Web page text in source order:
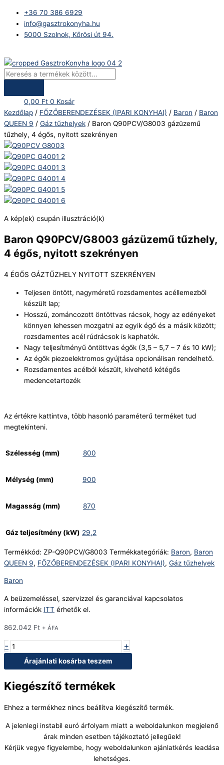
content
+36 70 386 6929
info@gasztrokonyha.hu
5000 Szolnok, Kőrösi út 94.
search
0,00 Ft 0 Kosár
Kezdőlap / FŐZŐBERENDEZÉSEK (IPARI KONYHAI) / Baron / Baron
QUEEN 9 / Gáz tűzhelyek / Baron Q90PCV/G8003 gázüzemű
tűzhely, 4 égős, nyitott szekrényen
A kép(ek) csupán illusztráció(k)
Baron Q90PCV/G8003 gázüzemű tűzhely,
4 égős, nyitott szekrényen
4 ÉGŐS GÁZTŰZHELY NYITOTT SZEKRÉNYEN
Teljesen öntött, nagyméretű rozsdamentes acéllemezből
készült lap;
Hosszú, zománcozott öntöttvas rácsok, hogy az edényeket
könnyen lehessen mozgatni az egyik égő és a másik között;
rozsdamentes acél rúdrácsok is kaphatók.
Nagy teljesítményű öntöttvas égők (3,5 – 5,7 – 7 és 10 kW);
Az égők piezoelektromos gyújtása opcionálisan rendelhető.
Rozsdamentes acélból készült, kivehető kétégős
medencetartozék
Az értékre kattintva, több hasonló paraméterű terméket tud
megtekinteni.
Szélesség (mm) 800
Mélység (mm) 900
Magasság (mm) 870
Gáz teljesítmény (kW) 29,2
Termékkód: ZP-Q90PCV/G8003 Termékkategóriák: Baron, Baron
QUEEN 9, FŐZŐBERENDEZÉSEK (IPARI KONYHAI), Gáz tűzhelyek
Baron
A beüzemeléssel, szervizzel és garanciával kapcsolatos
információk ITT érhetők el.
862.042 Ft + ÁFA
-
Q90PCV/G8003
gázüzemű
tűzhely,
égős,
nyitott
szekrényen
+
Árajánlati kosárba teszem
Kiegészítő termékek
Ehhez a termékhez nincs beállítva kiegészítő termék.
A jelenlegi instabil euró árfolyam miatt a weboldalunkon megjelenő
árak minden esetben tájékoztató jellegűek!
Kérjük vegye figyelembe, hogy weboldalunkon ajánlatkérés leadása
lehetséges.